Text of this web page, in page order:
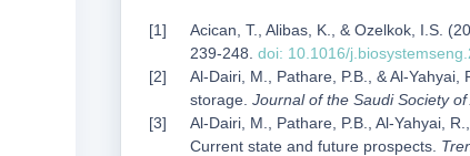
Acican, T., Alibas, K., & Ozelkok, I.S.
239-248. doi: 10.1016/
Al-Dairi, M., Pathare, P.B., & Al-
storage. Journal of the Saudi Society
Al-Dairi, M., Pathare, P.B., Al-Yahyai,
Current state and future prospects.